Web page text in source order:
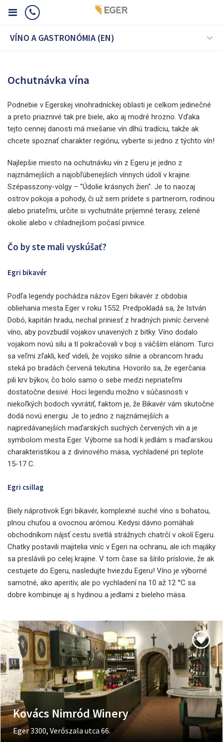
VÍNO A GASTRONÓMIA (EN)
Ochutnávka vína
Podnebie v Egerskej vinohradníckej oblasti je celkom jedinečné
a preto priaznivé tak pre biele, ako aj modré hrozno. Vďaka
tejto cennej danosti má miešanie vín dlhú tradíciu, takže ak
chcete spoznať charakter regiónu, vyberte si jedno z týchto vín!
Najlepšie miesto na ochutnávku vín z Egeru je jedno z
najznámejších a najobľúbenejších vínnych údolí v krajine:
Szépasszony-völgy – "Údolie krásnych žien". Je to naozaj
ostrov pokoja a pohody, či už sem prídete s partnerom, rodinou
alebo priateľmi, určite si vychutnáte príjemné terasy, zelené
okolie alebo v chladnejšom počasí pivnice.
Čo by ste mali vyskúšať?
Egri bikavér
Podľa legendy pochádza názov Egeri bikavér z obdobia
obliehania mesta Eger v roku 1552. Predpokladá sa, že István
Dobó, kapitán hradu, nechal priniesť z hradných pivníc červené
víno, aby povzbudil vojakov unavených z bitky. Víno dodalo
vojakom novú silu a tí pokračovali v boji s väčším elánom. Turci
sa veľmi zľakli, keď videli, že vojsko silnie a obrancom hradu
steká po bradách červená tekutina. Hovorilo sa, že egerčania
pili krv býkov, čo bolo samo o sebe medzi nepriateľmi
dostatočne desivé. Hoci legendu možno v súčasnosti v
niekoľkých bodoch vyvrátiť, faktom je, že Bikavér vám skutočne
dodá novú energiu. Je to jedno z najznámejších a
najpredávanejších maďarských suchých červených vín a je
symbolom mesta Eger. Výborne sa hodí k jedlám s maďarskou
charakteristikou a z divinového mäsa, vychladené pri teplote
15-17 C.
Egri csillag
Biely náprotivok Egri bikavér, komplexné suché víno s bohatou,
plnou chuťou a ovocnou arómou. Kedysi dávno pomáhali
obchodníkom nájsť cestu svetlá strážnych chatrčí v okolí Egeru.
Chatky postavili majitelia viníc v Egeri na ochranu, ale ich majáky
sa preslávili po celej krajine. V tom čase sa šírilo príslovie, že ak
cestujete do Egeru, nasledujte hviezdu Egeru! Víno je výborné
samotné, ako aperitív, ale po vychladení na 10 až 12 °C sa
dobre kombinuje aj s hydinou a jedlami z bieleho mäsa.
Kovács Nimród Winery
Eger 3300, Verőszala utca 66.